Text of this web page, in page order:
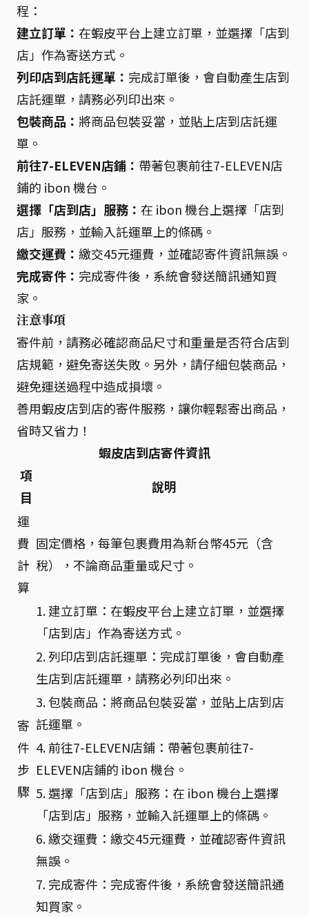
程：
建立訂單： 在蝦皮平台上建立訂單，並選擇「店到
店」作為寄送方式。
列印店到店託運單： 完成訂單後，會自動產生店到
店託運單，請務必列印出來。
包裝商品： 將商品包裝妥當，並貼上店到店託運
單。
前往7-ELEVEN店鋪： 帶著包裹前往7-ELEVEN店
鋪的 ibon 機台。
選擇「店到店」服務： 在 ibon 機台上選擇「店到
店」服務，並輸入託運單上的條碼。
繳交運費： 繳交45元運費，並確認寄件資訊無誤。
完成寄件： 完成寄件後，系統會發送簡訊通知買
家。
注意事項
寄件前，請務必確認商品尺寸和重量是否符合店到
店規範，避免寄送失敗。另外，請仔細包裝商品，
避免運送過程中造成損壞。
善用蝦皮店到店的寄件服務，讓你輕鬆寄出商品，
省時又省力！
蝦皮店到店寄件資訊
項
目
說明
運
費
計
算
固定價格，每筆包裹費用為新台幣45元（含
稅），不論商品重量或尺寸。
寄
件
步
驟
1. 建立訂單：在蝦皮平台上建立訂單，並選擇
「店到店」作為寄送方式。
2. 列印店到店託運單：完成訂單後，會自動產
生店到店託運單，請務必列印出來。
3. 包裝商品：將商品包裝妥當，並貼上店到店
託運單。
4. 前往7-ELEVEN店鋪：帶著包裹前往7-
ELEVEN店鋪的 ibon 機台。
5. 選擇「店到店」服務：在 ibon 機台上選擇
「店到店」服務，並輸入託運單上的條碼。
6. 繳交運費：繳交45元運費，並確認寄件資訊
無誤。
7. 完成寄件：完成寄件後，系統會發送簡訊通
知買家。